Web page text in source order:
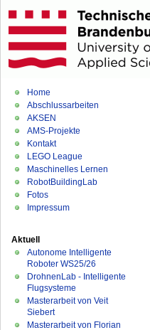
Home
Abschlussarbeiten
AKSEN
AMS-Projekte
Kontakt
LEGO League
Maschinelles Lernen
RobotBuildingLab
Fotos
Impressum
Aktuell
Autonome Intelligente
Roboter WS25/26
DrohnenLab - Intelligente
Flugsysteme
Masterarbeit von Veit
Siebert
Masterarbeit von Florian